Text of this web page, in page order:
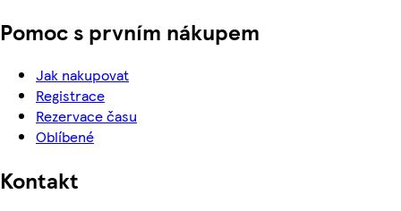
Pomoc s prvním nákupem
Jak nakupovat
Registrace
Rezervace času
Oblíbené
Kontakt